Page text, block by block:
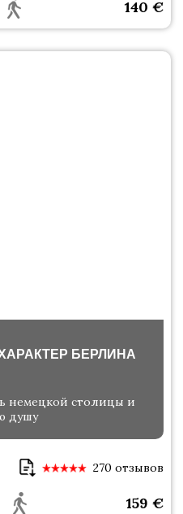
140 €
БЕРЛИНА
немецкой столицы и
душу
270 отзывов
159 €